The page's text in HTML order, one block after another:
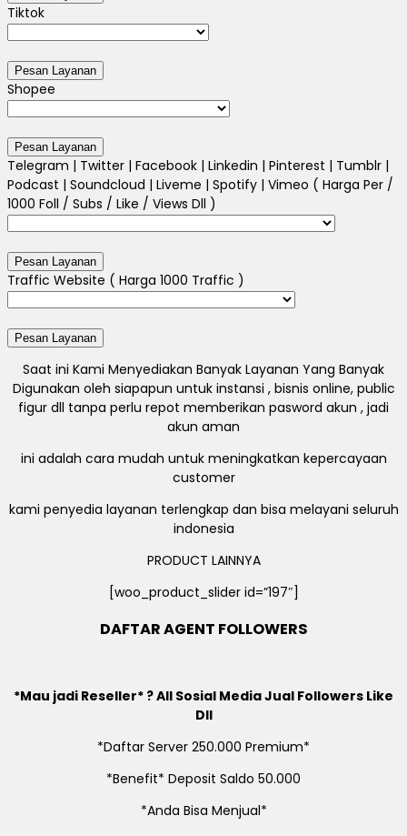
Tiktok
Shopee
Telegram | Twitter | Facebook | Linkedin | Pinterest | Tumblr |
Podcast | Soundcloud | Liveme | Spotify | Vimeo ( Harga Per /
1000 Foll / Subs / Like / Views Dll )
Traffic Website ( Harga 1000 Traffic )
Saat ini Kami Menyediakan Banyak Layanan Yang Banyak
Digunakan oleh siapapun untuk instansi , bisnis online, public
figur dll tanpa perlu repot memberikan pasword akun , jadi
akun aman
ini adalah cara mudah untuk meningkatkan kepercayaan
customer
kami penyedia layanan terlengkap dan bisa melayani seluruh
indonesia
PRODUCT LAINNYA
[woo_product_slider id=”197″]
DAFTAR AGENT FOLLOWERS
*Mau jadi Reseller* ? All Sosial Media Jual Followers Like
Dll
*Daftar Server 250.000 Premium*
*Benefit* Deposit Saldo 50.000
*Anda Bisa Menjual*